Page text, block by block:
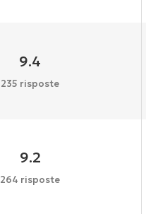
9.4
235 risposte
9.2
264 risposte